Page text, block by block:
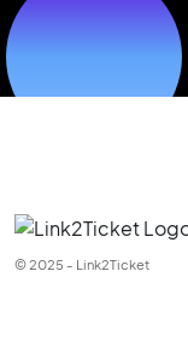
© 2025 - Link2Ticket